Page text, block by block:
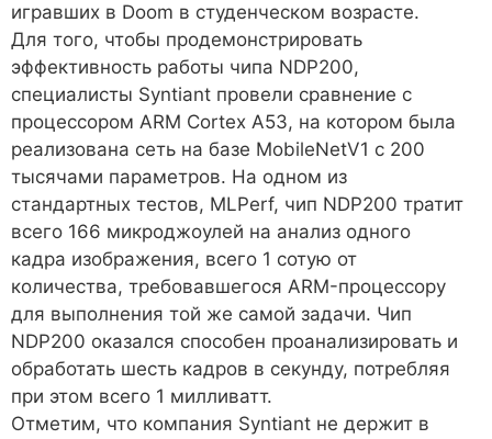
игравших в Doom в студенческом возрасте.
Для того, чтобы продемонстрировать
эффективность работы чипа NDP200,
специалисты Syntiant провели сравнение с
процессором ARM Cortex A53, на котором была
реализована сеть на базе MobileNetV1 с 200
тысячами параметров. На одном из
стандартных тестов, MLPerf, чип NDP200 тратит
всего 166 микроджоулей на анализ одного
кадра изображения, всего 1 сотую от
количества, требовавшегося ARM-процессору
для выполнения той же самой задачи. Чип
NDP200 оказался способен проанализировать и
обработать шесть кадров в секунду, потребляя
при этом всего 1 милливатт.
Отметим, что компания Syntiant не держит в